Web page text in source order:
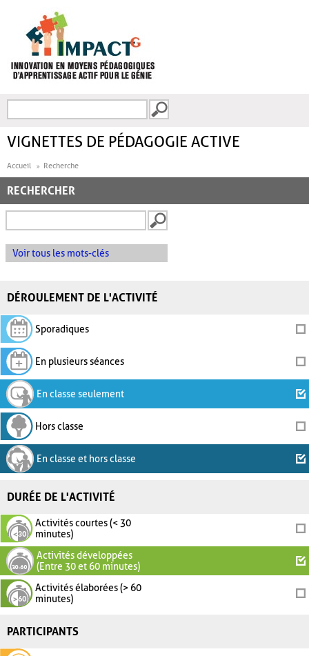
FORMULAIRE DE
VIGNETTES DE PÉDAGOGIE ACTIVE
Accueil Recherche
RECHERCHER
Voir tous les mots-clés
DÉROULEMENT DE L'ACTIVITÉ
Sporadiques
En plusieurs séances
En classe seulement
Hors classe
En classe et hors classe
DURÉE DE L'ACTIVITÉ
Activités courtes (< 30
minutes)
Activités développées
(Entre 30 et 60 minutes)
Activités élaborées (> 60
minutes)
PARTICIPANTS